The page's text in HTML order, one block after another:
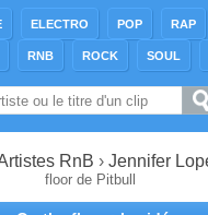
ELECTRO POP RAP
RNB ROCK SOUL
RnB › Jennifer
floor de Pitbull